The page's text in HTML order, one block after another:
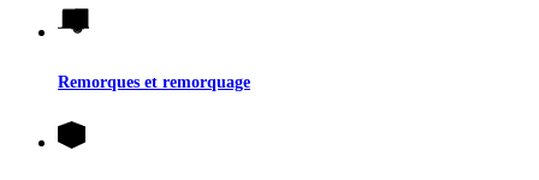
Remorques et remorquage